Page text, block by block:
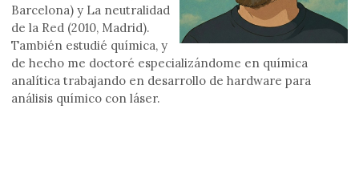
Barcelona) y La neutralidad
de la Red (2010, Madrid).
También estudié química, y
de hecho me doctoré especializándome en química
analítica trabajando en desarrollo de hardware para
análisis químico con láser.